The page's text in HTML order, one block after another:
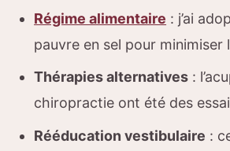
Régime alimentaire : j’ai
pauvre en sel pour minimiser
Thérapies alternatives :
chiropractie ont été des
Rééducation vestibulaire :